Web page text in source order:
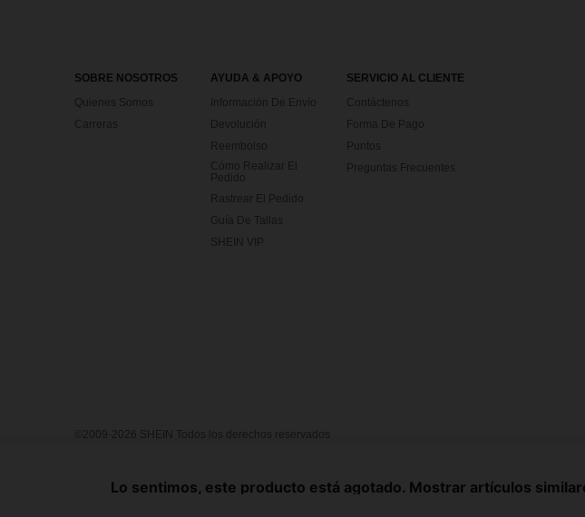
SOBRE NOSOTROS
Quienes Somos
Carreras
AYUDA & APOYO
Información De Envío
Devolución
Reembolso
Cómo Realizar El
Pedido
Rastrear El Pedido
Guía De Tallas
SHEIN VIP
SERVICIO AL CLIENTE
Contáctenos
Forma De Pago
Puntos
Preguntas Frecuentes
©2009-2026 SHEIN Todos los derechos reservados
United States
Lo sentimos, este producto está agotado. Mostrar artículos